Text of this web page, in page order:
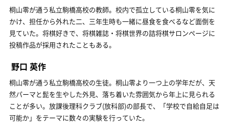
桐山零が通う私立駒橋高校の教師。校内で孤立している桐山零を気に
かけ、担任から外れた二、三年生時も一緒に昼食を食べるなど面倒を
見ていた。将棋好きで、将棋雑誌・将棋世界の詰将棋サロンページに
投稿作品が採用されたこともある。
野口 英作
桐山零が通う私立駒橋高校の生徒。桐山零より一つ上の学年だが、天
然パーマと髭を生やした外見、落ち着いた雰囲気から年上に見られる
ことが多い。放課後理科クラブ(放科部)の部長で、「学校で自給自足は
可能か」をテーマに数々の実験を行っていた。